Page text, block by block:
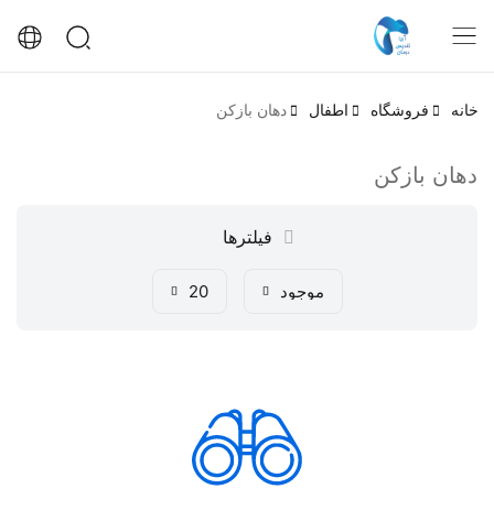
خانه فروشگاه اطفال دهان بازکن
دهان بازکن
فیلترها
موجود 20